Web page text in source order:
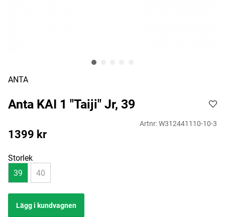
ANTA
Anta KAI 1 "Taiji" Jr, 39
Artnr:W312441110-10-3
1399 kr
Storlek
39
40
Lägg i kundvagnen